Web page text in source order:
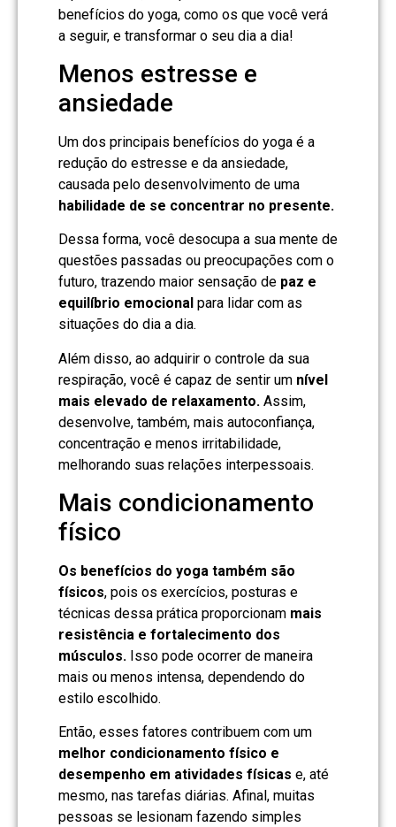
benefícios do yoga, como os que você verá
a seguir, e transformar o seu dia a dia!
Menos estresse e
ansiedade
Um dos principais benefícios do yoga é a
redução do estresse e da ansiedade,
causada pelo desenvolvimento de uma
habilidade de se concentrar no presente.
Dessa forma, você desocupa a sua mente de
questões passadas ou preocupações com o
futuro, trazendo maior sensação de paz e
equilíbrio emocional para lidar com as
situações do dia a dia.
Além disso, ao adquirir o controle da sua
respiração, você é capaz de sentir um nível
mais elevado de relaxamento. Assim,
desenvolve, também, mais autoconfiança,
concentração e menos irritabilidade,
melhorando suas relações interpessoais.
Mais condicionamento
físico
Os benefícios do yoga também são
físicos, pois os exercícios, posturas e
técnicas dessa prática proporcionam mais
resistência e fortalecimento dos
músculos. Isso pode ocorrer de maneira
mais ou menos intensa, dependendo do
estilo escolhido.
Então, esses fatores contribuem com um
melhor condicionamento físico e
desempenho em atividades físicas e, até
mesmo, nas tarefas diárias. Afinal, muitas
pessoas se lesionam fazendo simples